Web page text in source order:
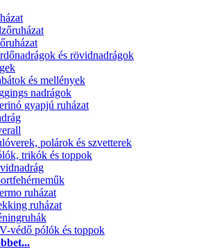
és rövidnadrágok
és mellények
nadrágok
gyapjú ruházat
polárok és szvetterek
trikók és toppok
ruházat
ruházat
védő pólók és toppok